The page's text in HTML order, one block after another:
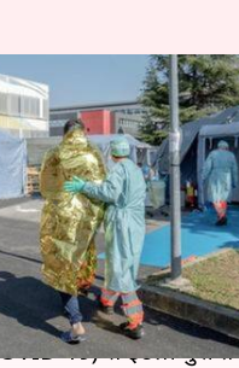
इटली में एक
में 3
2020 09:59 am
के 180 से ज्यादा
19) से इटली बुरी